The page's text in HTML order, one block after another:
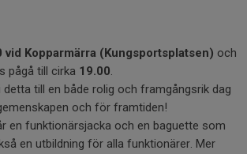
vid Kopparmärra (Kungsportsplatsen) och
pågå till cirka 19.00.
till en både rolig och framgångsrik dag
och för framtiden!
en funktionärsjacka och en baguette som
en utbildning för alla funktionärer. Mer